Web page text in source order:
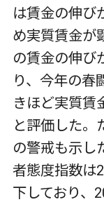
は賃金の伸び
め実質賃金が
の賃金の伸び
り、今年の春
きほど実質賃
と評価した。
の警戒も示し
者態度指数は
下しており、